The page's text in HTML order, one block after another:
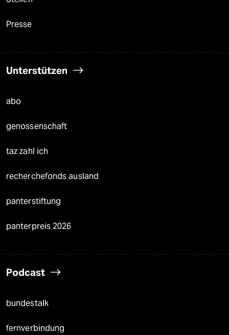
Presse
Unterstützen
abo
genossenschaft
taz zahl ich
recherchefonds ausland
panterstiftung
panterpreis 2026
Podcast
bundestalk
fernverbindung